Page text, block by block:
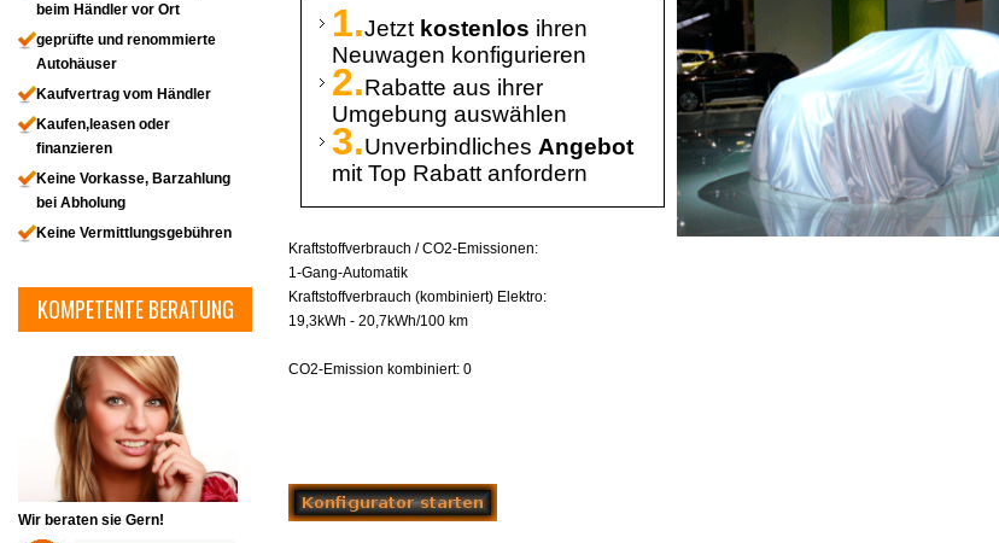
1.Jetzt kostenlos ihren
Neuwagen konfigurieren
2.Rabatte aus ihrer
Umgebung auswählen
3.Unverbindliches Angebot
mit Top Rabatt anfordern
Kraftstoffverbrauch / CO2-Emissionen:
1-Gang-Automatik
Kraftstoffverbrauch (kombiniert) Elektro:
19,3kWh - 20,7kWh/100 km
CO2-Emission kombiniert: 0
beim Händler vor Ort
geprüfte und renommierte
Autohäuser
Kaufvertrag vom Händler
Kaufen,leasen oder
finanzieren
Keine Vorkasse, Barzahlung
bei Abholung
Keine Vermittlungsgebühren
KOMPETENTE BERATUNG
Wir beraten sie Gern!